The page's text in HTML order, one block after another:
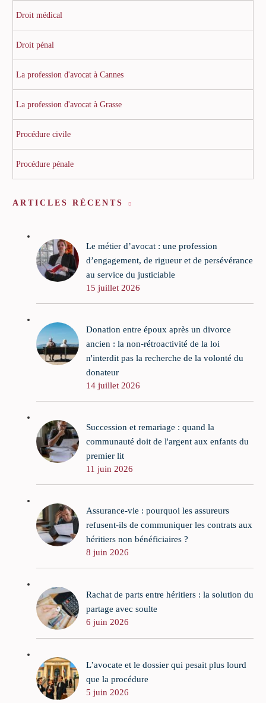
Droit médical
Droit pénal
La profession d'avocat à Cannes
La profession d'avocat à Grasse
Procédure civile
Procédure pénale
ARTICLES RÉCENTS
Le métier d’avocat : une profession
d’engagement, de rigueur et de persévérance
au service du justiciable
15 juillet 2026
Donation entre époux après un divorce
ancien : la non-rétroactivité de la loi
n'interdit pas la recherche de la volonté du
donateur
14 juillet 2026
Succession et remariage : quand la
communauté doit de l'argent aux enfants du
premier lit
11 juin 2026
Assurance-vie : pourquoi les assureurs
refusent-ils de communiquer les contrats aux
héritiers non bénéficiaires ?
8 juin 2026
Rachat de parts entre héritiers : la solution du
partage avec soulte
6 juin 2026
L’avocate et le dossier qui pesait plus lourd
que la procédure
5 juin 2026